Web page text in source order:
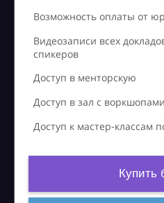
Возможность оплаты от
Видеозаписи всех
спикеров
Доступ в менторскую
Доступ в зал с
Доступ к мастер-классам
Купить